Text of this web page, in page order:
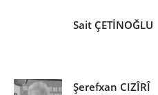
Sait ÇETİNOĞLU
Şerefxan CIZÎRÎ